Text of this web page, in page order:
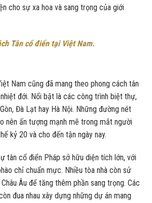
cho sự xa hoa và sang trọng của giới
Tân cổ điển tại Việt Nam.
Nam cũng đã mang theo phong cách tân
đới. Nổi bật là các công trình biệt thự,
Đà Lạt hay Hà Nội. Những đường nét
nên ấn tượng mạnh mẽ trong mắt người
kỷ 20 và cho đến tận ngày nay.
tân cổ điển Pháp sở hữu diện tích lớn, với
chỉ chuẩn mực. Nhiều tòa nhà còn sử
Âu để tăng thêm phần sang trọng. Các
đua nhau xây dựng những dự án mang